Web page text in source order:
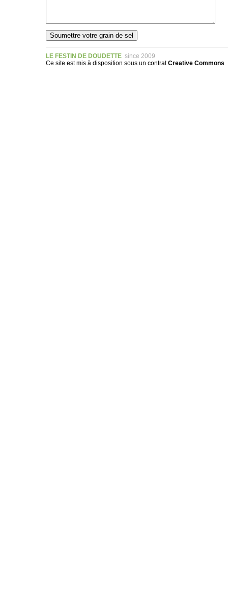
LE FESTIN DE DOUDETTE since 2009
Ce site est mis à disposition sous un contratCreative Commons